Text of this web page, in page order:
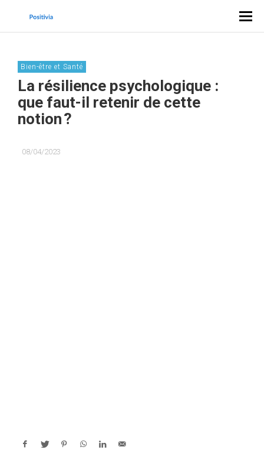
Bien-être et Santé
La résilience psychologique :
que faut-il retenir de cette
notion ?
08/04/2023